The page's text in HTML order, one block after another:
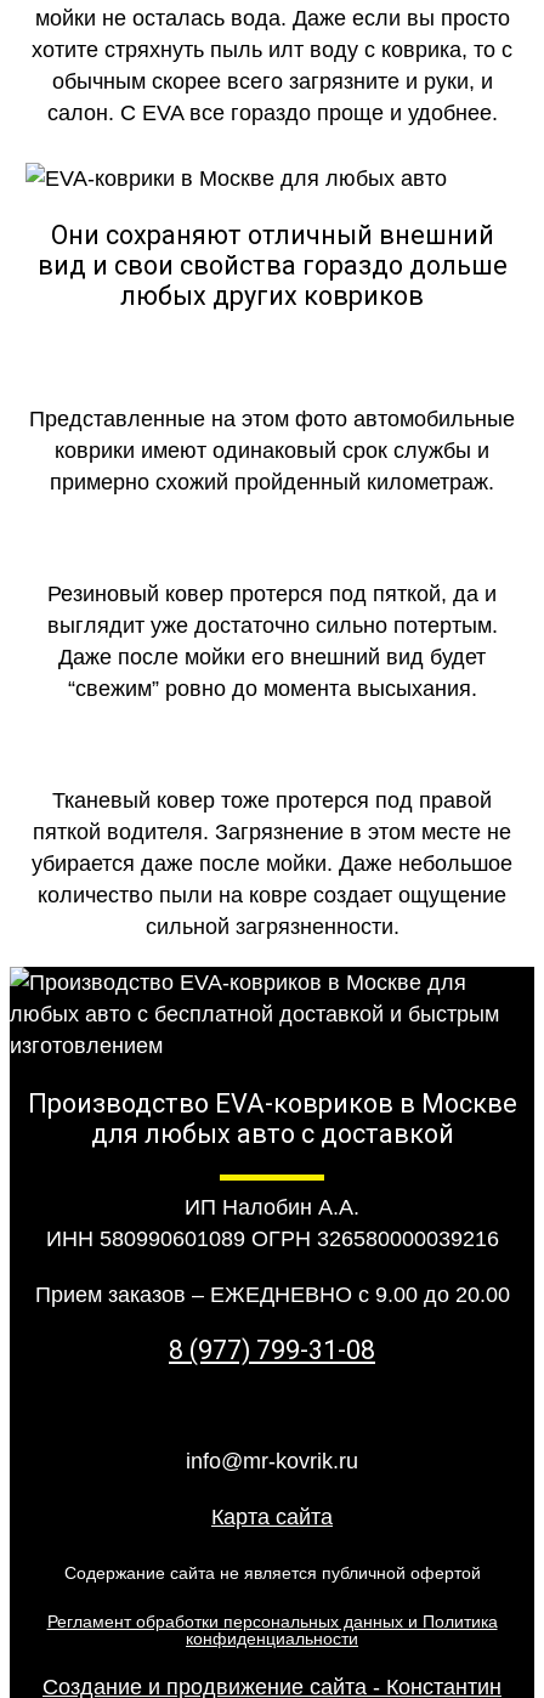
мойки не осталась вода. Даже если вы просто
хотите стряхнуть пыль илт воду с коврика, то с
обычным скорее всего загрязните и руки, и
салон. С EVA все гораздо проще и удобнее.
Они сохраняют отличный внешний
вид и свои свойства гораздо дольше
любых других ковриков
Представленные на этом фото автомобильные
коврики имеют одинаковый срок службы и
примерно схожий пройденный километраж.
Резиновый ковер протерся под пяткой, да и
выглядит уже достаточно сильно потертым.
Даже после мойки его внешний вид будет
“свежим” ровно до момента высыхания.
Тканевый ковер тоже протерся под правой
пяткой водителя. Загрязнение в этом месте не
убирается даже после мойки. Даже небольшое
количество пыли на ковре создает ощущение
сильной загрязненности.
Производство EVA-ковриков в Москве
для любых авто с доставкой
ИП Налобин А.А.
ИНН 580990601089 ОГРН 326580000039216
Прием заказов – ЕЖЕДНЕВНО с 9.00 до 20.00
8 (977) 799-31-08
info@mr-kovrik.ru
Карта сайта
Содержание сайта не является публичной офертой
Регламент обработки персональных данных и Политика
конфиденциальности
Создание и продвижение сайта - Константин